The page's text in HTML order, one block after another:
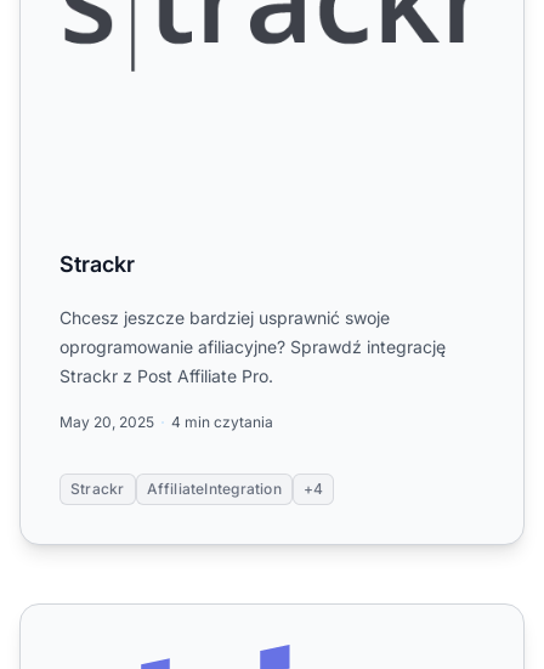
Strackr
Chcesz jeszcze bardziej usprawnić swoje
oprogramowanie afiliacyjne? Sprawdź integrację
Strackr z Post Affiliate Pro.
May 20, 2025 4 min czytania
Strackr AffiliateIntegration +4
Stripe